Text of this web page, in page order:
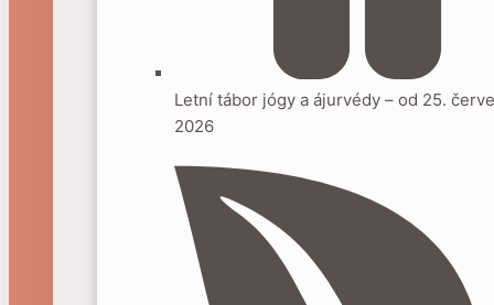
Letní tábor jógy a ájurvédy – od 25.
2026